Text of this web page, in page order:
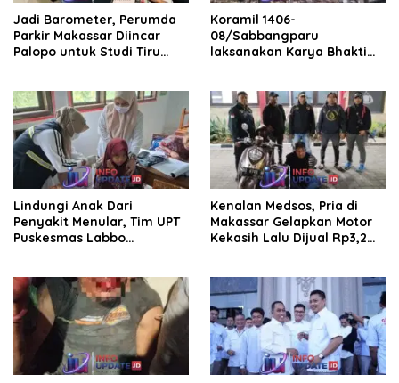
Jadi Barometer, Perumda
Parkir Makassar Diincar
Palopo untuk Studi Tiru
Koramil 1406-
08/Sabbangparu
laksanakan Karya Bhakti
Lindungi Anak Dari
Penyakit Menular, Tim UPT
Puskesmas Labbo
Kenalan Medsos, Pria di
Makassar Gelapkan Motor
Kekasih Lalu Dijual Rp3,2